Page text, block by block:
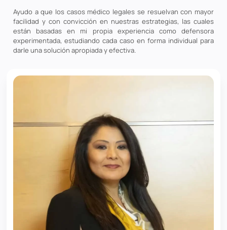
Ayudo a que los casos médico legales se resuelvan con mayor
facilidad y con convicción en nuestras estrategias, las cuales
están basadas en mi propia experiencia como defensora
experimentada, estudiando cada caso en forma individual para
darle una solución apropiada y efectiva.